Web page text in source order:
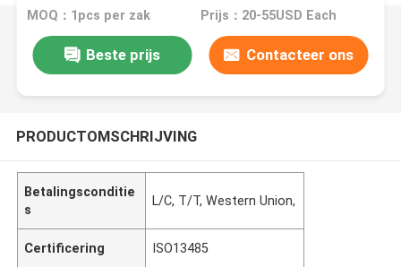
MOQ：1pcs per zak Prijs：20-55USD Each
Beste prijs Contacteer ons
PRODUCTOMSCHRIJVING
Betalingsconditie
s
L/C, T/T, Western Union,
Certificering ISO13485